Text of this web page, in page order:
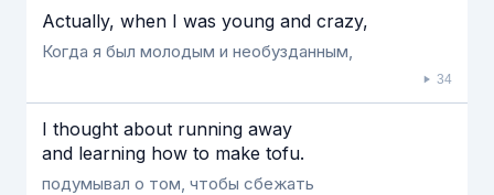
Actually, when I was young and crazy,
Когда я был молодым и необузданным,
34
I thought about running away
and learning how to make tofu.
подумывал о том, чтобы сбежать